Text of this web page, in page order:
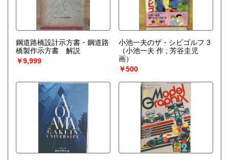
取り扱い分野
オールジャンル、戦前紙モノ、古典籍
鋼道路橋設計示方書・鋼道路
橋製作示方書 解説
￥9,999
小池一夫のザ・シビゴルフ 3
（小池一夫 作 ; 芳谷圭児
画）
￥500